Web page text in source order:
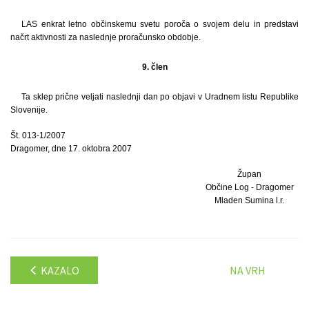
LAS enkrat letno občinskemu svetu poroča o svojem delu in predstavi
načrt aktivnosti za naslednje proračunsko obdobje.
9. člen
Ta sklep prične veljati naslednji dan po objavi v Uradnem listu Republike
Slovenije.
Št. 013-1/2007
Dragomer, dne 17. oktobra 2007
Župan
Občine Log - Dragomer
Mladen Sumina l.r.
KAZALO NA VRH